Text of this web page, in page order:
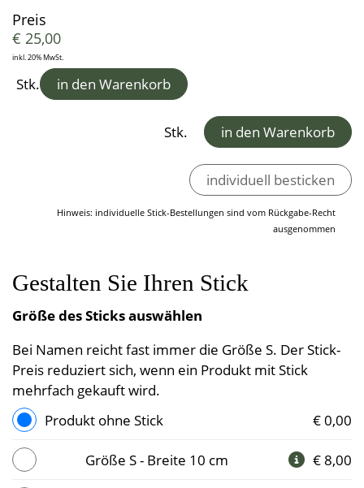
Kleine Helfer
Zudecken, Polster, Unterbetten
Wäsche, Kleidung
Kinder-Frottierwaren
Schwangerschaft und Geburt
Spielwaren
Leinendecken
Entspannungskissen
Duft- & Kräuterkissen
Sitzauflagen
Taschentücher
Geschenkideen
Brotsackerl
Schürzen
Tischwäsche
Frottierware
Handtücher
Duschtücher
Waschlappen
Saunatücher
Strandtücher
Bademäntel
Preis
€ 25,00
inkl. 20% MwSt.
Stk. in den Warenkorb
Stk. in den Warenkorb
individuell besticken
Hinweis: individuelle Stick-Bestellungen sind vom Rückgabe-Recht
ausgenommen
Gestalten Sie Ihren Stick
Größe des Sticks auswählen
Bei Namen reicht fast immer die Größe S. Der Stick-
Preis reduziert sich, wenn ein Produkt mit Stick
mehrfach gekauft wird.
Produkt ohne Stick
€ 0,00
Größe S - Breite 10 cm  € 8,00